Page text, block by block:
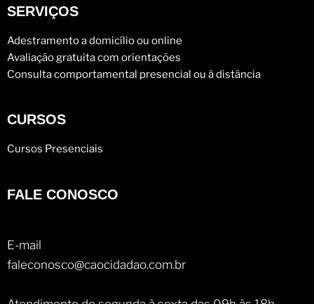
SERVIÇOS
Adestramento a domicílio ou online
Avaliação gratuita com orientações
Consulta comportamental presencial ou à distância
CURSOS
Cursos Presenciais
FALE CONOSCO
E-mail
faleconosco@caocidadao.com.br